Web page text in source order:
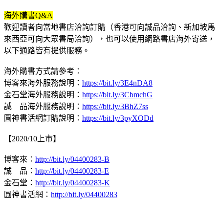
海外購書Q&A
歡迎讀者向當地書店洽詢訂購（香港可向誠品洽詢、新加坡馬
來西亞可向大眾書局洽詢），也可以使用網路書店海外寄送，
以下通路皆有提供服務。
海外購書方式請參考：
博客來海外服務說明： https://bit.ly/3E4nDA8
金石堂海外服務說明： https://bit.ly/3CbmchG
誠 品海外服務說明： https://bit.ly/3BhZ7ss
圓神書活網訂購說明： https://bit.ly/3pyXODd
【2020/10上市】
博客來： http://bit.ly/04400283-B
誠 品： http://bit.ly/04400283-E
金石堂： http://bit.ly/04400283-K
圓神書活網： http://bit.ly/04400283